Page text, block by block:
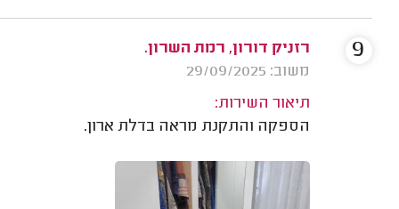
רזניק דורון, רמת השרון.
משוב: 29/09/2025
תיאור השירות:
הספקה והתקנת מראה בדלת ארון.
9